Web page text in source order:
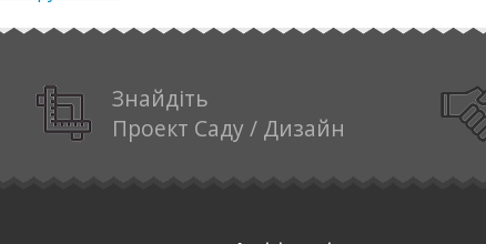
Знайдіть
Проект Саду / Дизайн